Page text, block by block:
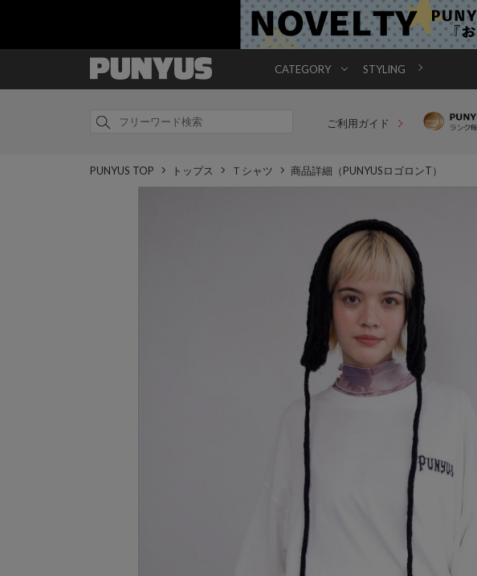
CATEGORY STYLING
ご利用ガイド
PUNYUS TOP トップス Ｔシャツ 商品詳細（PUNYUSロゴロンT）